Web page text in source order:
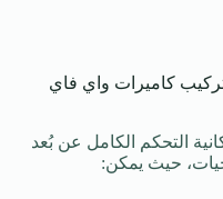
(تركيب كاميرات واي فاي
التحكم الكامل عن بُعد
حيث يمكن: